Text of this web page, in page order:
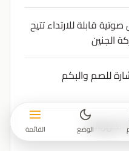
قابلة للارتداء تتيح
الجنين
للصم والبكم
الوضع القائمة